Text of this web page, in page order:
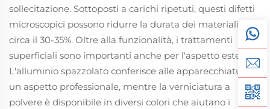
sollecitazione. Sottoposti a carichi ripetuti, questi difetti
microscopici possono ridurre la durata dei materiali di
circa il 30-35%. Oltre alla funzionalità, i trattamenti
superficiali sono importanti anche per l'aspetto estetico.
L'alluminio spazzolato conferisce alle apparecchiature
un aspetto professionale, mentre la verniciatura a
polvere è disponibile in diversi colori che aiutano i